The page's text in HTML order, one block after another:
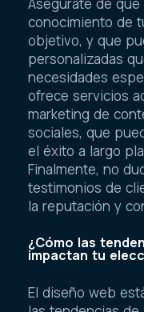
conocimiento de
objetivo, y que
personalizadas
necesidades
ofrece servicios
marketing de
sociales, que
el éxito a largo
Finalmente, no
testimonios de
la reputación y
¿Cómo las
impactan tu
El diseño web